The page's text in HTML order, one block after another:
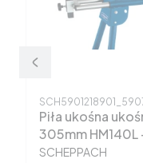
Kod produktu
Piła ukośna
305mm
5901218901
PRODUCENT
SCHEPPACH